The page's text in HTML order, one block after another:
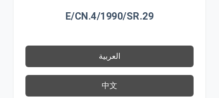
E/CN.4/1990/SR.29
العربية
中文